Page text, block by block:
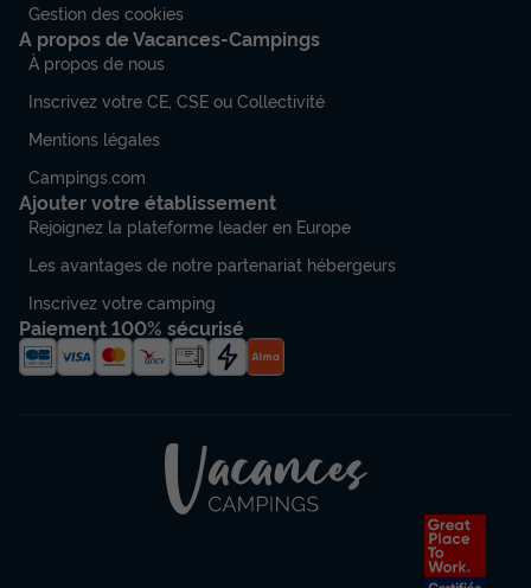
Gestion des cookies
A propos de Vacances-Campings
À propos de nous
Inscrivez votre CE, CSE ou Collectivité
Mentions légales
Campings.com
Ajouter votre établissement
Rejoignez la plateforme leader en Europe
Les avantages de notre partenariat hébergeurs
Inscrivez votre camping
Paiement 100% sécurisé